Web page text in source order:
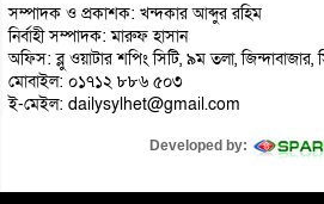
সম্পাদক ও প্রকাশক: খন্দকার আব্দুর রহিম
নির্বাহী সম্পাদক: মারুফ হাসান
অফিস: ব্লু ওয়াটার শপিং সিটি, ৯ম তলা, জিন্দাবাজার,
মোবাইল: ০১৭১২ ৮৮৬ ৫০৩
ই-মেইল: dailysylhet@gmail.com
Developed by: